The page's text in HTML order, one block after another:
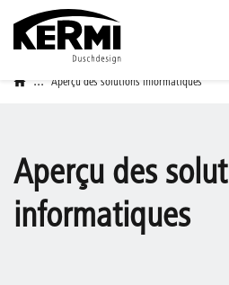
... Aperçu des solutions informatiques
Aperçu des
informatiques